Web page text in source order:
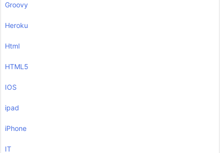
Groovy
Heroku
Html
HTML5
IOS
ipad
iPhone
IT